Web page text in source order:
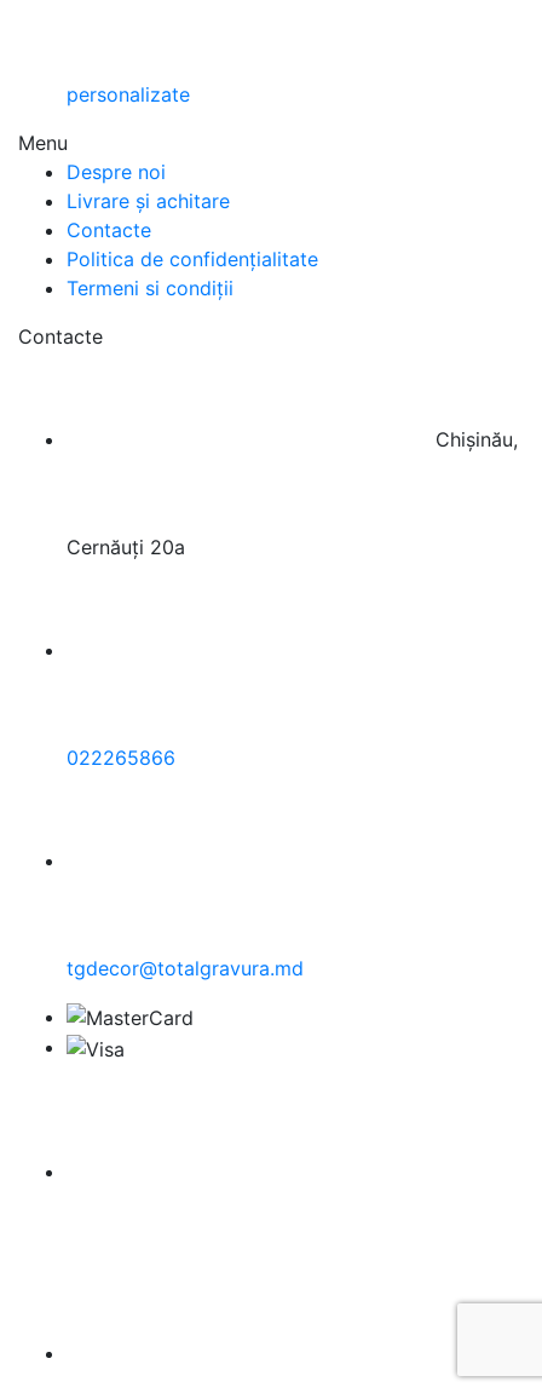
personalizate
Menu
Despre noi
Livrare și achitare
Contacte
Politica de confidențialitate
Termeni si condiții
Contacte
Chișinău,
Cernăuți 20a
022265866
tgdecor@totalgravura.md